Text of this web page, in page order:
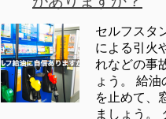
セルフスタ
による引火
れなどの事
ょう。 給
を止めて、
ましょう。